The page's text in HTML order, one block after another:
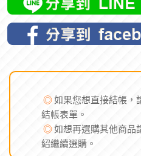
◎如果您想直接結帳，
結帳表單。
◎如想再選購其他商品
紹繼續選購。